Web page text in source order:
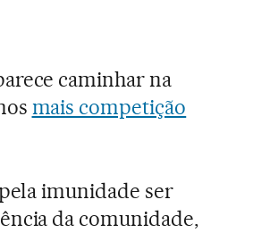
caminhar na
mais competição
imunidade ser
da comunidade,